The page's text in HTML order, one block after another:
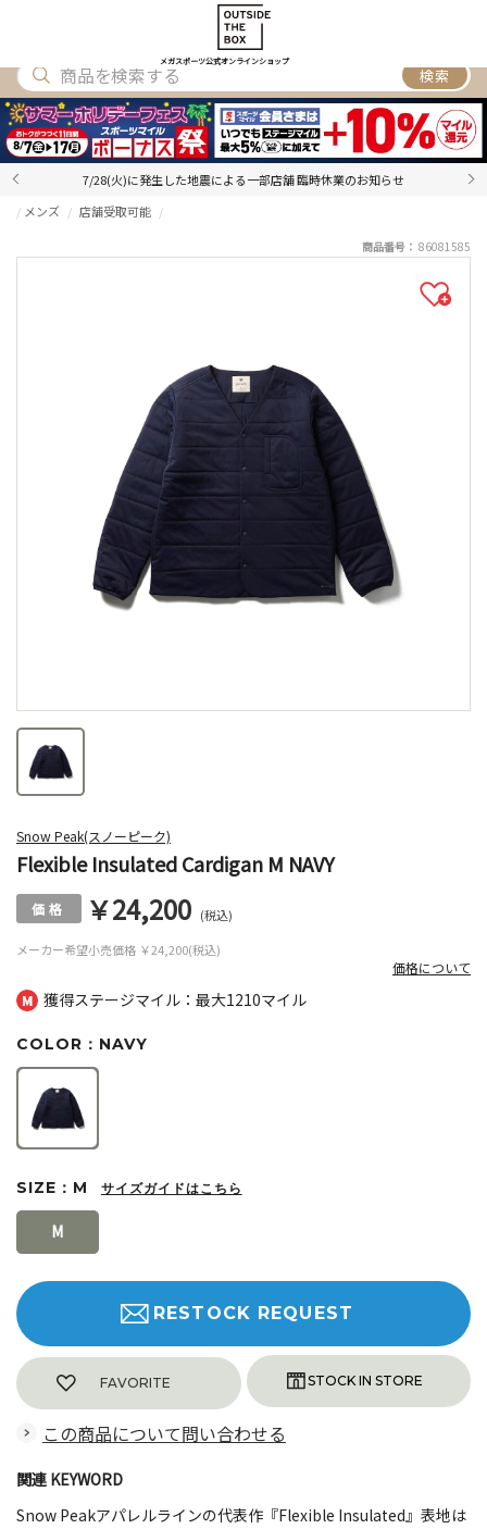
メガスポーツ公式オンラインショップ
ACCESSORY
検索
7/28(火)に発生した地震による一部店舗 臨時休業のお知らせ
獲得ステージマイル：最大1210マイル
Snow Peak(スノーピーク)
Flexible Insulated Cardigan M NAVY
メンズ 店舗受取可能
メーカー希望小売価格 ￥24,200(税込)
￥24,200 (税込)
価格について
商品番号： 86081585
COLOR：NAVY
M
SIZE：M サイズガイドはこちら
FAVORITE
RESTOCK REQUEST
この商品について問い合わせる
関連 KEYWORD
Snow Peakアパレルラインの代表作『Flexible Insulated』表地は